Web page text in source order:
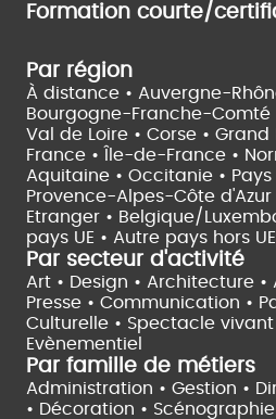
Formation courte/
Par région
À distance • Auvergne-
Bourgogne-Franche-Comté
Val de Loire • Corse • Grand
France •
Île-de-France •
Aquitaine • Occitanie •
Provence-Alpes-Côte d'Azur
Etranger • Belgique/
pays UE • Autre pays hors UE
Par secteur d'activité
Art • Design • Architecture •
Presse • Communication •
Culturelle • Spectacle vivant
Evènementiel
Par famille de métiers
Administration • Gestion •
• Décoration • Scénographie